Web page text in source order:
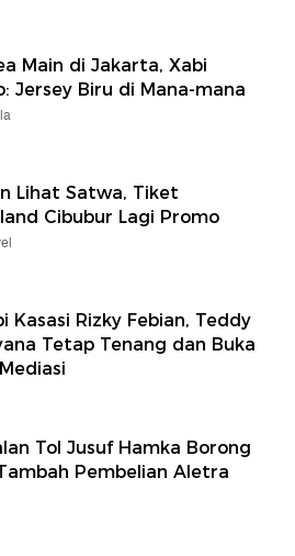
Main di Jakarta, Xabi
Jersey Biru di Mana-mana
Lihat Satwa, Tiket
Cibubur Lagi Promo
Kasasi Rizky Febian, Teddy
Tetap Tenang dan Buka
Tol Jusuf Hamka Borong
Pembelian Aletra